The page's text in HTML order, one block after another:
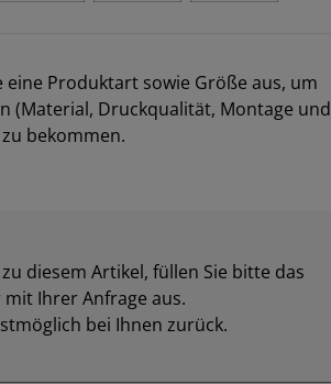
eine Produktart sowie Größe aus, um
(Material, Druckqualität, Montage und
bekommen.
diesem Artikel, füllen Sie bitte das
Ihrer Anfrage aus.
bei Ihnen zurück.